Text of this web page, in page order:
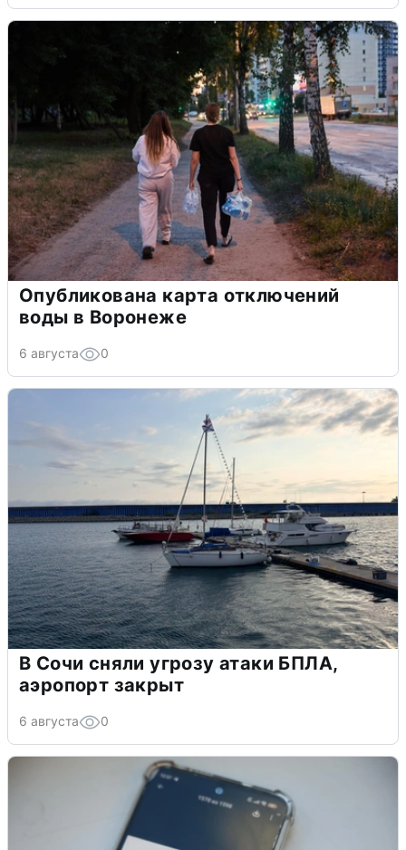
Опубликована карта отключений
воды в Воронеже
6 августа 0
В Сочи сняли угрозу атаки БПЛА,
аэропорт закрыт
6 августа 0